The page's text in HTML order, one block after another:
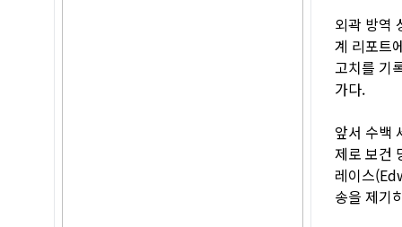
외곽 방역
계 리포트
고치를 기
가다.
앞서 수백
제로 보건
레이스
송을 제기